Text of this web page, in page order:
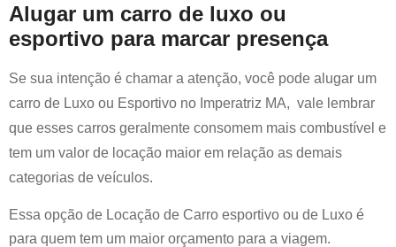
Alugar um carro de luxo ou
esportivo para marcar presença
Se sua intenção é chamar a atenção, você pode alugar um
carro de Luxo ou Esportivo no Imperatriz MA, vale lembrar
que esses carros geralmente consomem mais combustível e
tem um valor de locação maior em relação as demais
categorias de veículos.
Essa opção de Locação de Carro esportivo ou de Luxo é
para quem tem um maior orçamento para a viagem.